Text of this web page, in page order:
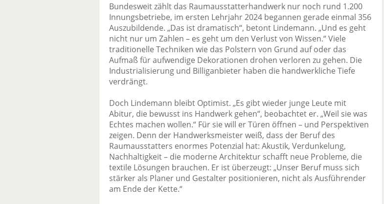
Bundesweit zählt das Raumausstatterhandwerk nur noch rund 1.200
Innungsbetriebe, im ersten Lehrjahr 2024 begannen gerade einmal 356
Auszubildende. „Das ist dramatisch“, betont Lindemann. „Und es geht
nicht nur um Zahlen – es geht um den Verlust von Wissen.“ Viele
traditionelle Techniken wie das Polstern von Grund auf oder das
Aufmaß für aufwendige Dekorationen drohen verloren zu gehen. Die
Industrialisierung und Billiganbieter haben die handwerkliche Tiefe
verdrängt.
Doch Lindemann bleibt Optimist. „Es gibt wieder junge Leute mit
Abitur, die bewusst ins Handwerk gehen“, beobachtet er. „Weil sie was
Echtes machen wollen.“ Für sie will er Türen öffnen – und Perspektiven
zeigen. Denn der Handwerksmeister weiß, dass der Beruf des
Raumausstatters enormes Potenzial hat: Akustik, Verdunkelung,
Nachhaltigkeit – die moderne Architektur schafft neue Probleme, die
textile Lösungen brauchen. Er ist überzeugt: „Unser Beruf muss sich
stärker als Planer und Gestalter positionieren, nicht als Ausführender
am Ende der Kette.“